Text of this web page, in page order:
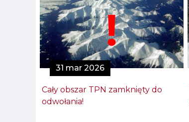
31 mar 2026
Cały obszar TPN zamknięty do
odwołania!